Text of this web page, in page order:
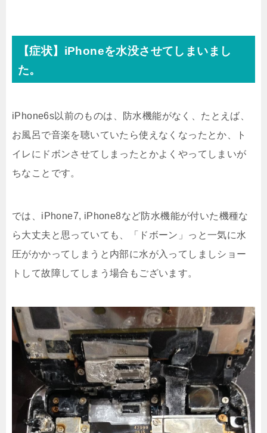
【症状】iPhoneを水没させてしまいまし
た。
iPhone6s以前のものは、防水機能がなく、たとえば、
お風呂で音楽を聴いていたら使えなくなったとか、ト
イレにドボンさせてしまったとかよくやってしまいが
ちなことです。
では、iPhone7, iPhone8など防水機能が付いた機種な
ら大丈夫と思っていても、「ドボーン」っと一気に水
圧がかかってしまうと内部に水が入ってしましショー
トして故障してしまう場合もございます。